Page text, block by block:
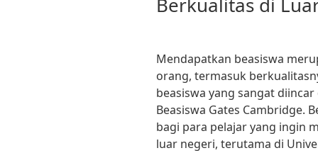
Mendapatkan beasiswa
orang, termasuk
beasiswa yang sangat
Beasiswa Gates Cambridge.
bagi para pelajar yang ingin
luar negeri, terutama di